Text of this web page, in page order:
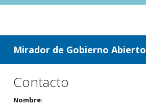
ir a contenido
ir al menú
Mirador de Gobierno Abierto
Contacto
Nombre: